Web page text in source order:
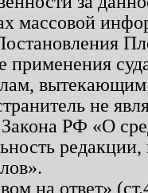
массовой
применения
вытекающим
не
РФ «О
на ответ»